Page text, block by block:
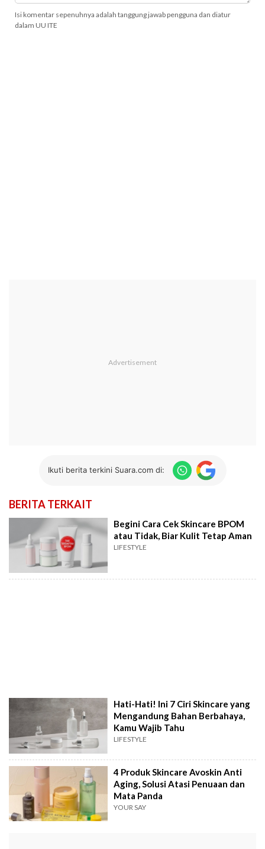
Isi komentar sepenuhnya adalah tanggung jawab pengguna dan diatur
dalam UU ITE
Ikuti berita terkini Suara.com di:
BERITA TERKAIT
Begini Cara Cek Skincare BPOM
atau Tidak, Biar Kulit Tetap Aman
LIFESTYLE
Hati-Hati! Ini 7 Ciri Skincare yang
Mengandung Bahan Berbahaya,
Kamu Wajib Tahu
LIFESTYLE
4 Produk Skincare Avoskin Anti
Aging, Solusi Atasi Penuaan dan
Mata Panda
YOUR SAY